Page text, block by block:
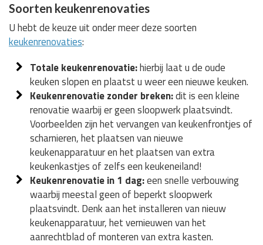
Soorten keukenrenovaties
U hebt de keuze uit onder meer deze soorten
keukenrenovaties:
Totale keukenrenovatie:hierbij laat u de oude
keuken slopen en plaatst u weer een nieuwe keuken.
Keukenrenovatie zonder breken:dit is een kleine
renovatie waarbij er geen sloopwerk plaatsvindt.
Voorbeelden zijn het vervangen van keukenfrontjes of
scharnieren, het plaatsen van nieuwe
keukenapparatuur en het plaatsen van extra
keukenkastjes of zelfs een keukeneiland!
Keukenrenovatie in 1 dag:een snelle verbouwing
waarbij meestal geen of beperkt sloopwerk
plaatsvindt. Denk aan het installeren van nieuw
keukenapparatuur, het vernieuwen van het
aanrechtblad of monteren van extra kasten.